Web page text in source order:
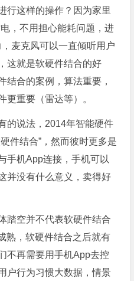
行这样的操作？因为家里
，不用担心能耗问题，进
麦克风可以一直倾听用户
这就是软硬件结合的好
结合的案例，算法重要，
更重要（雷达等）。
的说法，2014年智能硬件
件结合”，然而彼时更多是
手机App连接，手机可以
并没有什么意义，卖得好
踏空并不代表软硬件结合
熟，软硬件结合之后就有
不再需要用手机App去控
户行为习惯大数据，情景